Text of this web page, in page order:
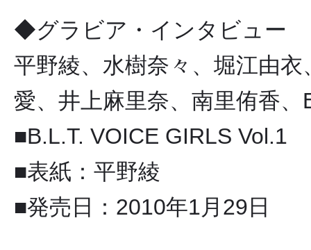
◆グラビア・インタビュー
平野綾、水樹奈々、堀江由
愛、井上麻里奈、南里侑香
■B.L.T. VOICE GIRLS Vol.1
■表紙：平野綾
■発売日：2010年1月29日